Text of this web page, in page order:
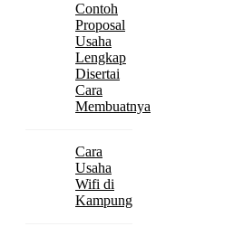
Contoh
Proposal
Usaha
Lengkap
Disertai
Cara
Membuatnya
Cara
Usaha
Wifi di
Kampung